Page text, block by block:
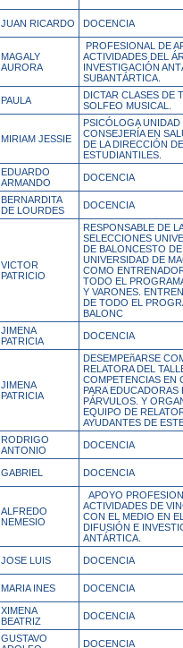
JUAN RICARDO DOCENCIA
MAGALY
AURORA
PROFESIONAL DE
ACTIVIDADES DEL
INVESTIGACIÓN
SUBANTÁRTICA.
PAULA
DICTAR CLASES DE
SOLFEO MUSICAL.
MIRIAM JESSIE
PSICÓLOGA UNIDAD
CONSEJERÍA EN
DE LA DIRECCIÓN
ESTUDIANTILES.
EDUARDO
ARMANDO
DOCENCIA
BERNARDITA
DE LOURDES
DOCENCIA
VICTOR
PATRICIO
RESPONSABLE DE
SELECCIONES
DE BALONCESTO
UNIVERSIDAD DE
COMO
TODO EL
Y VARONES.
DE TODO EL
BALONC
JIMENA
PATRICIA
DOCENCIA
JIMENA
PATRICIA
DESEMPEñARSE
RELATORA DEL
COMPETENCIAS EN
PARA EDUCADORAS
PÁRVULOS. Y
EQUIPO DE
AYUDANTES DE
RODRIGO
ANTONIO
DOCENCIA
GABRIEL DOCENCIA
ALFREDO
NEMESIO
APOYO
ACTIVIDADES DE
CON EL MEDIO EN
DIFUSIÓN E
ANTÁRTICA.
JOSE LUIS DOCENCIA
MARIA INES DOCENCIA
XIMENA
BEATRIZ
DOCENCIA
GUSTAVO
DOCENCIA